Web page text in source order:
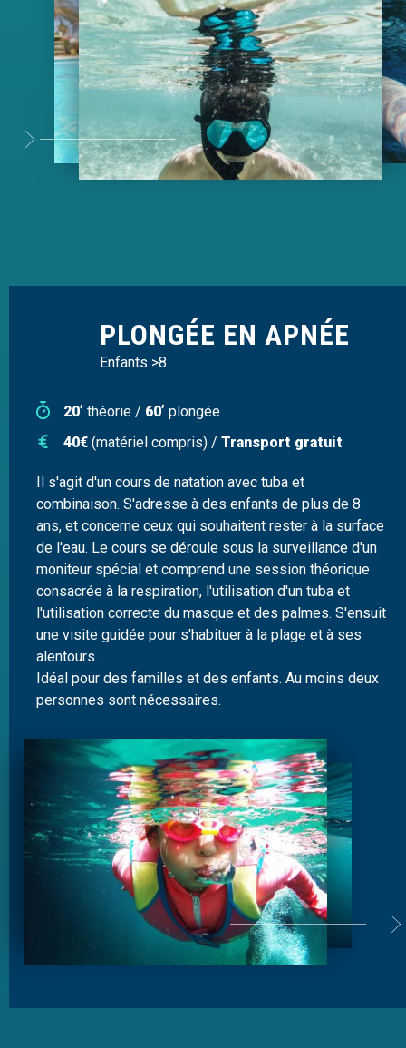
PLONGÉE EN APNÉE
Enfants >8
20’ théorie / 60’ plongée
40€ (matériel compris) / Transport gratuit
Il s'agit d'un cours de natation avec tuba et
combinaison. S'adresse à des enfants de plus de 8
ans, et concerne ceux qui souhaitent rester à la surface
de l'eau. Le cours se déroule sous la surveillance d'un
moniteur spécial et comprend une session théorique
consacrée à la respiration, l'utilisation d'un tuba et
l'utilisation correcte du masque et des palmes. S'ensuit
une visite guidée pour s'habituer à la plage et à ses
alentours.
Idéal pour des familles et des enfants. Au moins deux
personnes sont nécessaires.